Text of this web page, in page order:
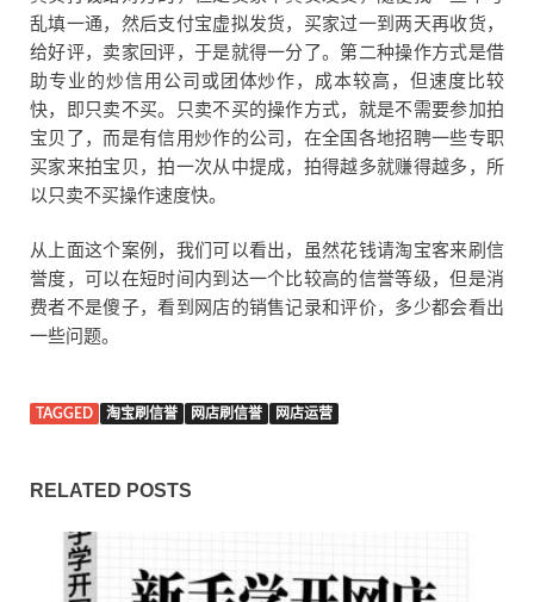
乱填一通，然后支付宝虚拟发货，买家过一到两天再收货，
给好评，卖家回评，于是就得一分了。第二种操作方式是借
助专业的炒信用公司或团体炒作，成本较高，但速度比较
快，即只卖不买。只卖不买的操作方式，就是不需要参加拍
宝贝了，而是有信用炒作的公司，在全国各地招聘一些专职
买家来拍宝贝，拍一次从中提成，拍得越多就赚得越多，所
以只卖不买操作速度快。
从上面这个案例，我们可以看出，虽然花钱请淘宝客来刷信
誉度，可以在短时间内到达一个比较高的信誉等级，但是消
费者不是傻子，看到网店的销售记录和评价，多少都会看出
一些问题。
TAGGED 淘宝刷信誉 网店刷信誉 网店运营
RELATED POSTS